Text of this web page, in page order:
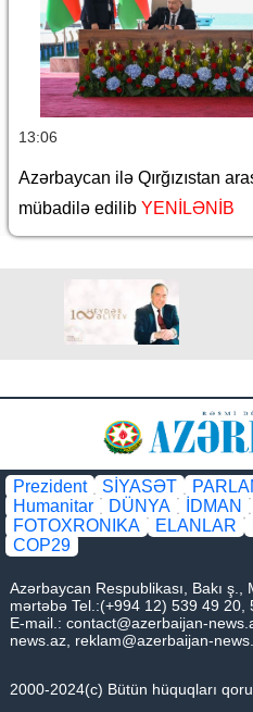
13:06
Azərbaycan ilə Qırğızıstan
mübadilə edilib YENİLƏNİB
Prezident SİYASƏT
Humanitar
DÜNYA İDMAN
FOTOXRONIKA
ELANLAR
COP29
Azərbaycan Respublikası, Bakı
mərtəbə Tel.:(+994 12) 539 49 20,
E-mail.: contact@azerbaijan-
news.az reklam@azerbaijan-
2000-2024(c) Bütün hüquqları